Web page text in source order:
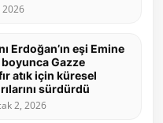
2026
Erdoğan’ın eşi Emine
Gazze
atık için küresel
sürdürdü
2, 2026